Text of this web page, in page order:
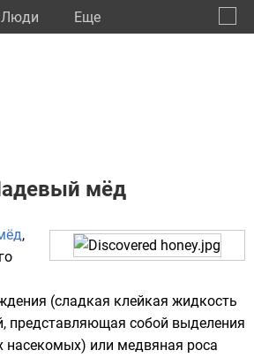
Люди Eще
мёд
,
(сладкая клейкая жидкость
представляющая собой выделения
насекомых) или медвяная роса